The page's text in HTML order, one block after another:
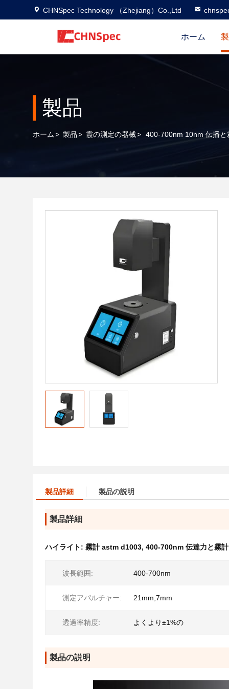
CHNSpec Technology （Zhejiang）Co.,Ltd
ホーム
製品
ホーム> 製品> 霞の測定の器械> 400-700nm 10nm 伝播
製品詳細 製品の説明
製品詳細
ハイライト: 霧計 astm d1003, 400-700nm 伝達力と霧計
波長範囲: 400-700nm
測定アパルチャー: 21mm,7mm
透過率精度: よくより±1%の
製品の説明